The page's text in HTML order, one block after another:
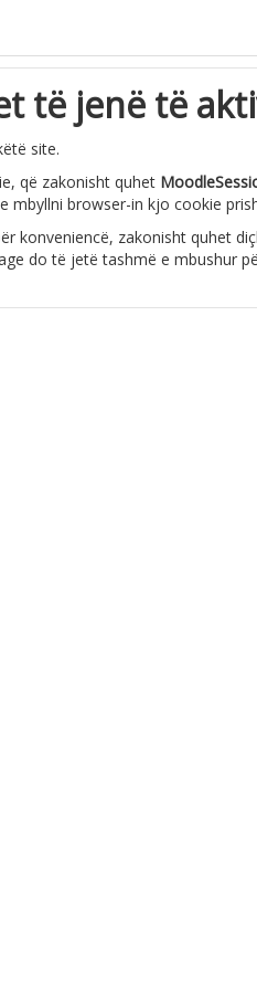
të jenë të
site.
që zakonisht quhet
mbyllni browser-in kjo cookie
konveniencë, zakonisht quhet
do të jetë tashmë e mbushur